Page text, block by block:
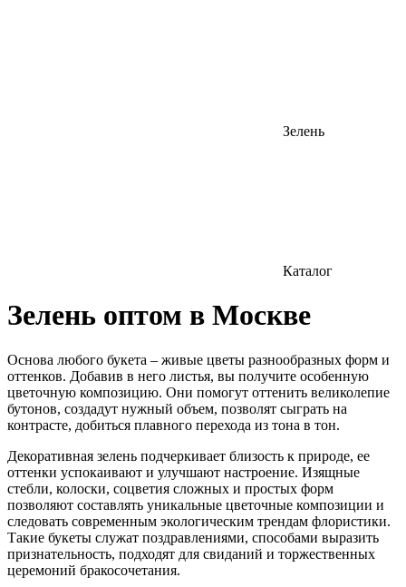
Зелень
Каталог
Зелень оптом в Москве
Основа любого букета – живые цветы разнообразных форм и
оттенков. Добавив в него листья, вы получите особенную
цветочную композицию. Они помогут оттенить великолепие
бутонов, создадут нужный объем, позволят сыграть на
контрасте, добиться плавного перехода из тона в тон.
Декоративная зелень подчеркивает близость к природе, ее
оттенки успокаивают и улучшают настроение. Изящные
стебли, колоски, соцветия сложных и простых форм
позволяют составлять уникальные цветочные композиции и
следовать современным экологическим трендам флористики.
Такие букеты служат поздравлениями, способами выразить
признательность, подходят для свиданий и торжественных
церемоний бракосочетания.